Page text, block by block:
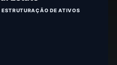
DE ATIVOS